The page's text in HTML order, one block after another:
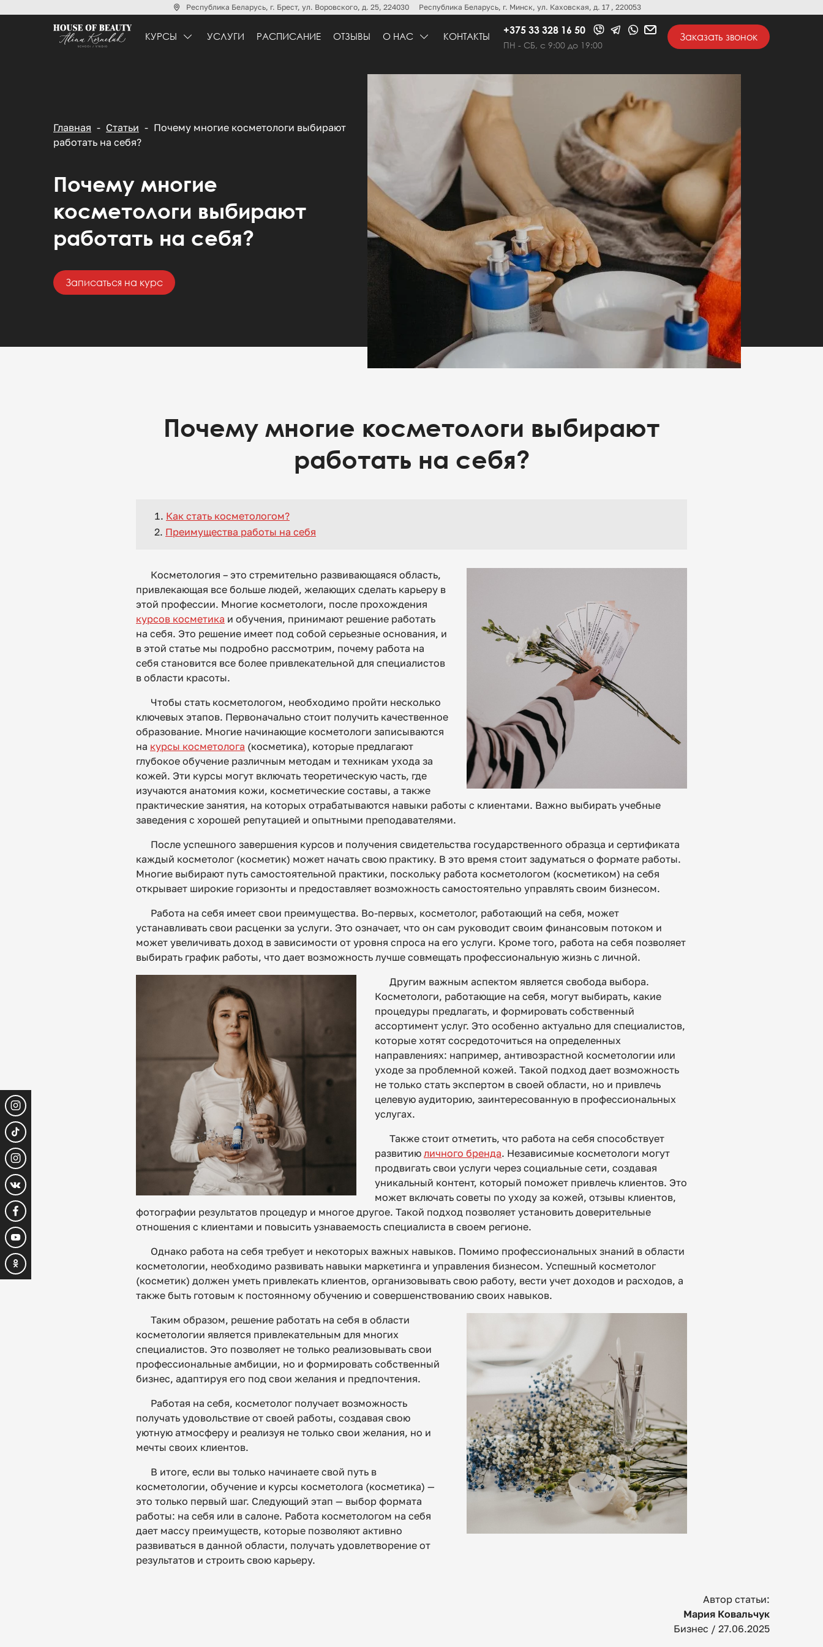
Республика Беларусь, г. Брест, ул. Воровского, д. 25, 224030 Республика Беларусь, г. Минск, ул. Каховская, д. 17 , 220053
КУРСЫ УСЛУГИ РАСПИСАНИЕ ОТЗЫВЫ О НАС КОНТАКТЫ +375 33 328 16 50
ПН - СБ, c 9:00 до 19:00
Заказать звонок
Главная Статьи
Почему многие косметологи выбирают
работать на себя?
Почему многие
косметологи выбирают
работать на себя?
Записаться на курс
Почему многие косметологи выбирают
работать на себя?
Как стать косметологом?
Преимущества работы на себя
Косметология – это стремительно развивающаяся область,
привлекающая все больше людей, желающих сделать карьеру в
этой профессии. Многие косметологи, после прохождения
курсов косметика и обучения, принимают решение работать
на себя. Это решение имеет под собой серьезные основания, и
в этой статье мы подробно рассмотрим, почему работа на
себя становится все более привлекательной для специалистов
в области красоты.
Чтобы стать косметологом, необходимо пройти несколько
ключевых этапов. Первоначально стоит получить качественное
образование. Многие начинающие косметологи записываются
на курсы косметолога (косметика), которые предлагают
глубокое обучение различным методам и техникам ухода за
кожей. Эти курсы могут включать теоретическую часть, где
изучаются анатомия кожи, косметические составы, а также
практические занятия, на которых отрабатываются навыки работы с клиентами. Важно выбирать учебные
заведения с хорошей репутацией и опытными преподавателями.
После успешного завершения курсов и получения свидетельства государственного образца и сертификата
каждый косметолог (косметик) может начать свою практику. В это время стоит задуматься о формате работы.
Многие выбирают путь самостоятельной практики, поскольку работа косметологом (косметиком) на себя
открывает широкие горизонты и предоставляет возможность самостоятельно управлять своим бизнесом.
Работа на себя имеет свои преимущества. Во-первых, косметолог, работающий на себя, может
устанавливать свои расценки за услуги. Это означает, что он сам руководит своим финансовым потоком и
может увеличивать доход в зависимости от уровня спроса на его услуги. Кроме того, работа на себя позволяет
выбирать график работы, что дает возможность лучше совмещать профессиональную жизнь с личной.
Другим важным аспектом является свобода выбора.
Косметологи, работающие на себя, могут выбирать, какие
процедуры предлагать, и формировать собственный
ассортимент услуг. Это особенно актуально для специалистов,
которые хотят сосредоточиться на определенных
направлениях: например, антивозрастной косметологии или
уходе за проблемной кожей. Такой подход дает возможность
не только стать экспертом в своей области, но и привлечь
целевую аудиторию, заинтересованную в профессиональных
услугах.
Также стоит отметить, что работа на себя способствует
развитию личного бренда. Независимые косметологи могут
продвигать свои услуги через социальные сети, создавая
уникальный контент, который поможет привлечь клиентов. Это
может включать советы по уходу за кожей, отзывы клиентов,
фотографии результатов процедур и многое другое. Такой подход позволяет установить доверительные
отношения с клиентами и повысить узнаваемость специалиста в своем регионе.
Однако работа на себя требует и некоторых важных навыков. Помимо профессиональных знаний в области
косметологии, необходимо развивать навыки маркетинга и управления бизнесом. Успешный косметолог
(косметик) должен уметь привлекать клиентов, организовывать свою работу, вести учет доходов и расходов, а
также быть готовым к постоянному обучению и совершенствованию своих навыков.
Таким образом, решение работать на себя в области
косметологии является привлекательным для многих
специалистов. Это позволяет не только реализовывать свои
профессиональные амбиции, но и формировать собственный
бизнес, адаптируя его под свои желания и предпочтения.
Работая на себя, косметолог получает возможность
получать удовольствие от своей работы, создавая свою
уютную атмосферу и реализуя не только свои желания, но и
мечты своих клиентов.
В итоге, если вы только начинаете свой путь в
косметологии, обучение и курсы косметолога (косметика) —
это только первый шаг. Следующий этап — выбор формата
работы: на себя или в салоне. Работа косметологом на себя
дает массу преимуществ, которые позволяют активно
развиваться в данной области, получать удовлетворение от
результатов и строить свою карьеру.
Автор статьи:
Мария Ковальчук
Бизнес / 27.06.2025